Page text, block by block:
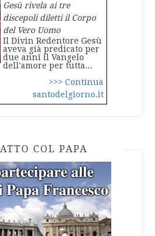
Gesù rivela ai tre
discepoli diletti il Corpo
del Vero Uomo
Il Divin Redentore Gesù
aveva già predicato per
due anni il Vangelo
dell'amore per tutta...
>>> Continua
santodelgiorno.it
COL PAPA